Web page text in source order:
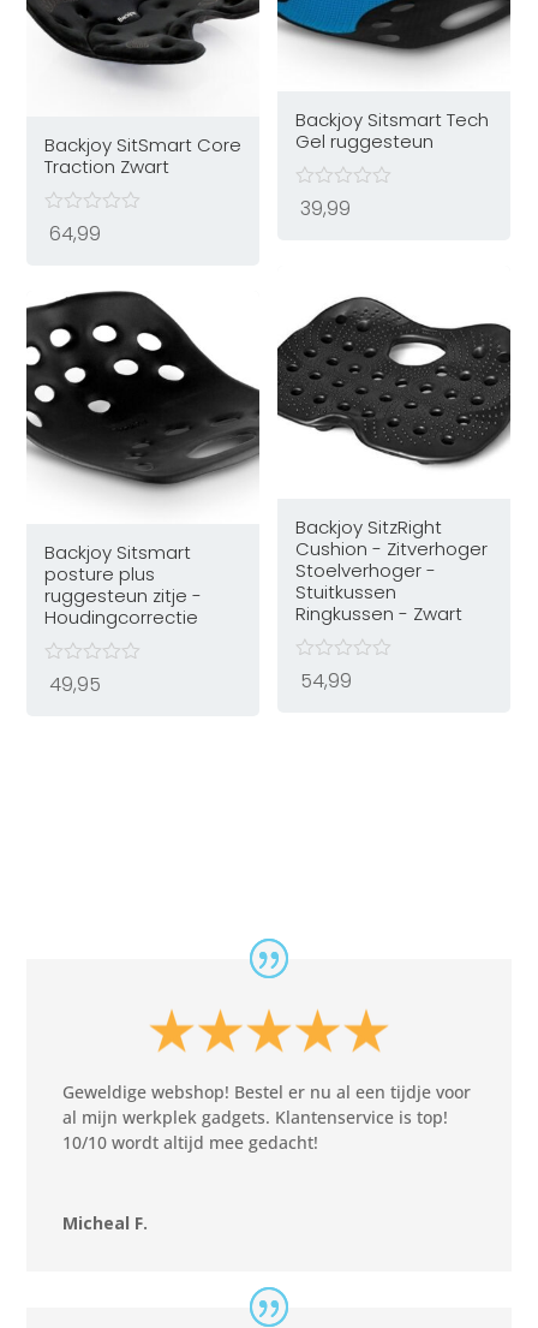
Backjoy Sitsmart Tech
Gel ruggesteun
39,99
Backjoy SitSmart Core
Traction Zwart
64,99
Backjoy SitzRight
Cushion - Zitverhoger
Stoelverhoger -
Stuitkussen
Ringkussen - Zwart
54,99
Backjoy Sitsmart
posture plus
ruggesteun zitje -
Houdingcorrectie
49,95
Geweldige webshop! Bestel er nu al een tijdje voor
al mijn werkplek gadgets. Klantenservice is top!
10/10 wordt altijd mee gedacht!
Micheal F.